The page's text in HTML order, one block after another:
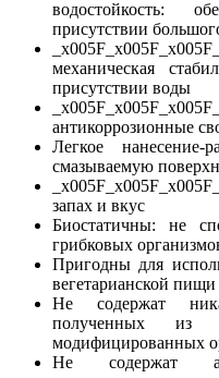
водостойкость:
присутствии
механическая
присутствии воды
антикоррозионные
Легкое нанесение-
смазываемую
запах и вкус
Биостатичны: не
грибковых
Пригодны для
вегетарианской пищи
Не содержат
полученных из
модифицированных
Не содержат